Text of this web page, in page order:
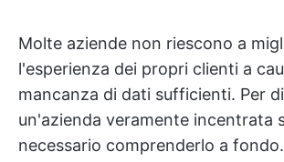
Molte aziende non riescono a
l'esperienza dei propri clienti a
mancanza di dati sufficienti. Per
un'azienda veramente incentrata
necessario comprenderlo a